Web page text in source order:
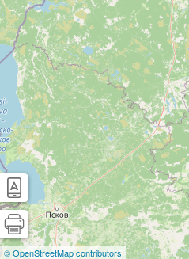
© OpenStreetMap contributors